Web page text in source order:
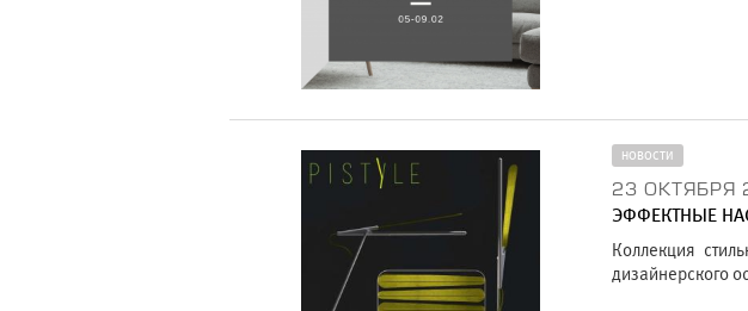
НОВОСТИ
23 ОКТЯБРЯ
ЭФФЕКТНЫЕ
Коллекция
дизайнерского